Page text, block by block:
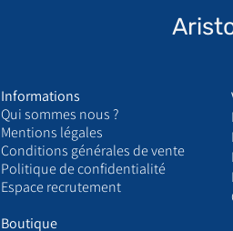
Informations
Qui sommes nous ?
​Mentions légales
Conditions générales de vente
Politique de confidentialité
Espace recrutement
Boutique